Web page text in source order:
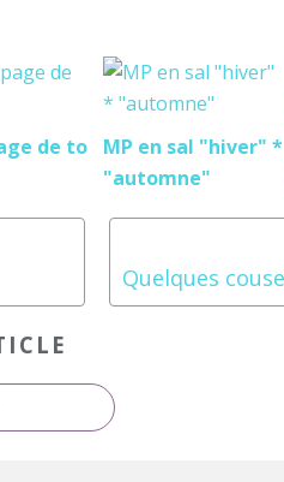
de to
MP en sal "hiver" *
"automne"